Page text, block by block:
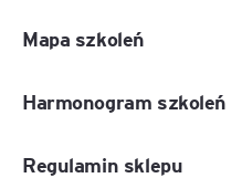
Mapa szkoleń
Harmonogram szkoleń
Regulamin sklepu